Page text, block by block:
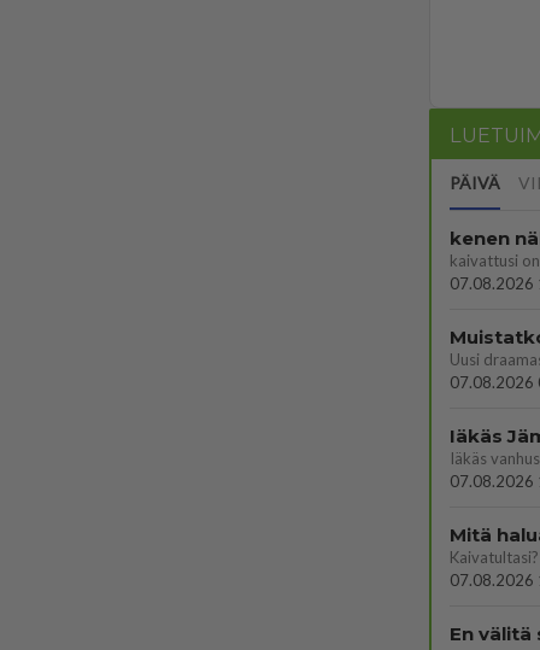
PÄIVÄ
kenen
kaivattusi on
07.08.2026
07.08.2026
07.08.2026
Mitä
07.08.2026
En välitä